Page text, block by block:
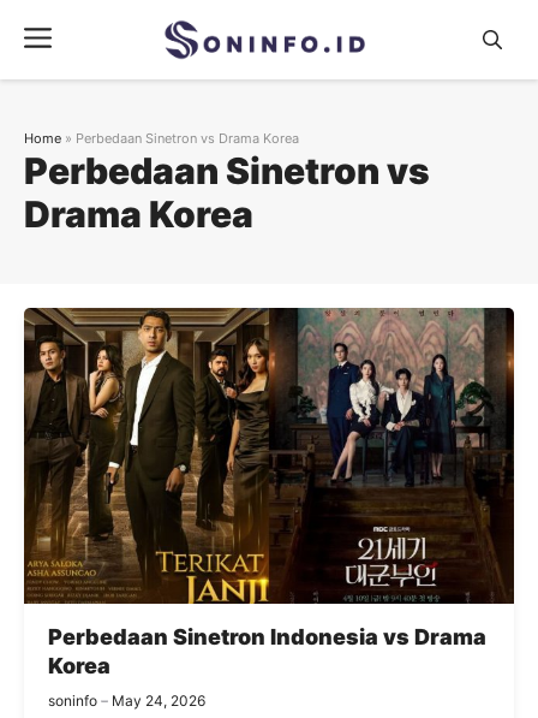
content
Menu
Perbedaan Sinetron vs
Drama Korea
Home » Perbedaan Sinetron vs Drama Korea
Perbedaan Sinetron Indonesia vs Drama
Korea
soninfo May 24, 2026